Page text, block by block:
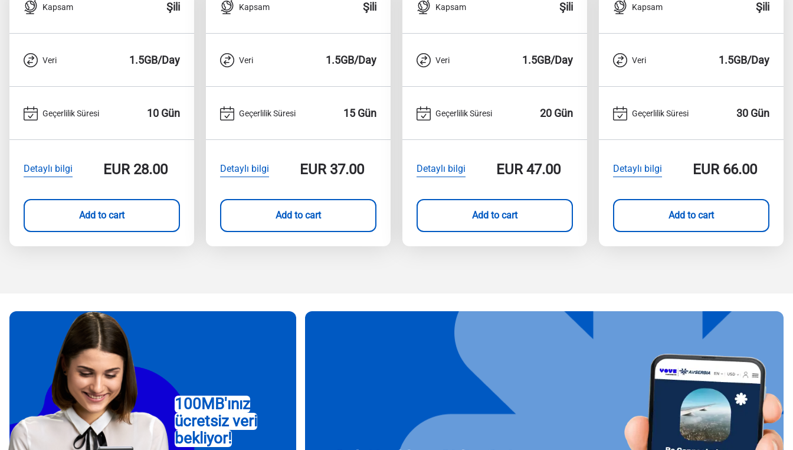
Kapsam Şili
Veri 1.5GB/Day
Geçerlilik Süresi 10 Gün
Detaylı bilgi EUR28.00
Add to cart
Kapsam Şili
Veri 1.5GB/Day
Geçerlilik Süresi 15 Gün
Detaylı bilgi EUR37.00
Add to cart
Kapsam Şili
Veri 1.5GB/Day
Geçerlilik Süresi 20 Gün
Detaylı bilgi EUR47.00
Add to cart
Kapsam Şili
Veri 1.5GB/Day
Geçerlilik Süresi 30 Gün
Detaylı bilgi EUR66.00
Add to cart
100MB'ınız
ücretsiz veri
bekliyor!